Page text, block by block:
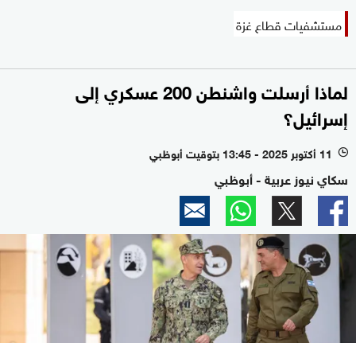
مستشفيات قطاع غزة
لماذا أرسلت واشنطن 200 عسكري إلى
إسرائيل؟
l 11 أكتوبر 2025 - 13:45 بتوقيت أبوظبي
سكاي نيوز عربية - أبوظبي